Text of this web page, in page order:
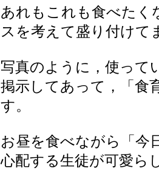
あれもこれも食べたく
スを考えて盛り付けて
写真のように，使って
掲示してあって，「食
す。
お昼を食べながら「今
心配する生徒が可愛ら